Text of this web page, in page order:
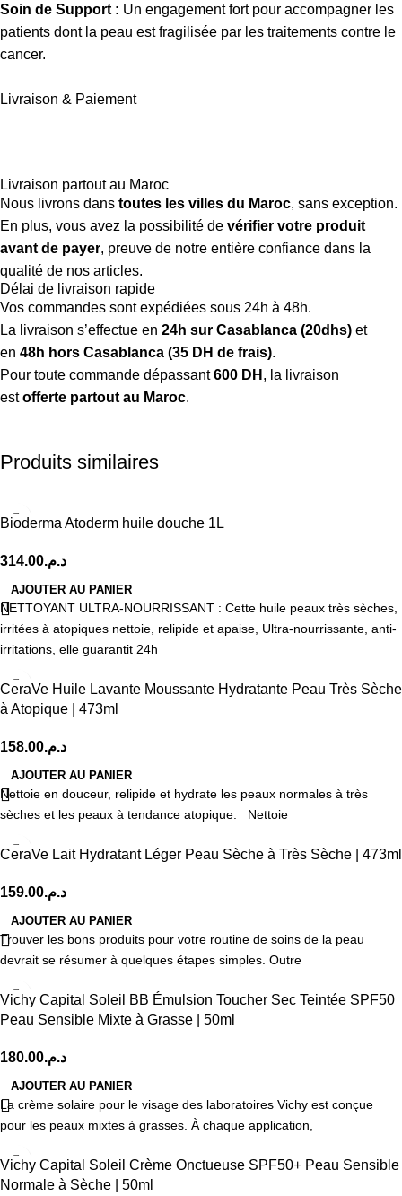
Soin de Support : Un engagement fort pour accompagner les
patients dont la peau est fragilisée par les traitements contre le
cancer.
Livraison & Paiement
Livraison partout au Maroc
Nous livrons dans toutes les villes du Maroc, sans exception.
En plus, vous avez la possibilité de vérifier votre produit
avant de payer, preuve de notre entière confiance dans la
qualité de nos articles.
Délai de livraison rapide
Vos commandes sont expédiées sous 24h à 48h.
La livraison s’effectue en 24h sur Casablanca (20dhs) et
en 48h hors Casablanca (35 DH de frais).
Pour toute commande dépassant600 DH , la livraison
estofferte partout au Maroc.
Produits similaires
Bioderma Atoderm huile douche 1L
د.م.314.00
AJOUTER AU PANIER
NETTOYANT ULTRA-NOURRISSANT : Cette huile peaux très sèches,
irritées à atopiques nettoie, relipide et apaise, Ultra-nourrissante, anti-
irritations, elle guarantit 24h
CeraVe Huile Lavante Moussante Hydratante Peau Très Sèche
à Atopique | 473ml
د.م.158.00
AJOUTER AU PANIER
Nettoie en douceur, relipide et hydrate les peaux normales à très
sèches et les peaux à tendance atopique. Nettoie
CeraVe Lait Hydratant Léger Peau Sèche à Très Sèche | 473ml
د.م.159.00
AJOUTER AU PANIER
Trouver les bons produits pour votre routine de soins de la peau
devrait se résumer à quelques étapes simples. Outre
Vichy Capital Soleil BB Émulsion Toucher Sec Teintée SPF50
Peau Sensible Mixte à Grasse | 50ml
د.م.180.00
AJOUTER AU PANIER
La crème solaire pour le visage des laboratoires Vichy est conçue
pour les peaux mixtes à grasses. À chaque application,
Vichy Capital Soleil Crème Onctueuse SPF50+ Peau Sensible
Normale à Sèche | 50ml